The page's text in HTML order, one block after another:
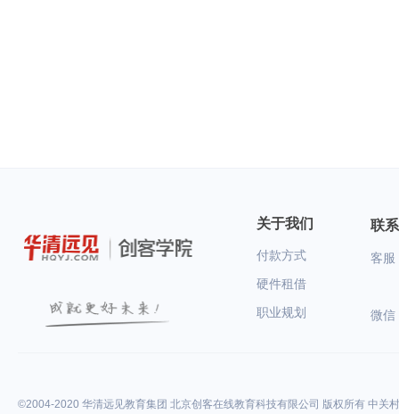
关于我们
付款方式
硬件租借
职业规划
联
客服
微信
©2004-2020 华清远见教育集团 北京创客在线教育科技有限公司 版权所有 中关